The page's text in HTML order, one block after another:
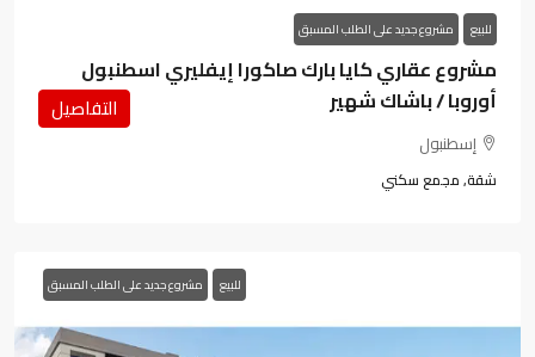
للبيع مشروع جديد على الطلب المسبق
مشروع عقاري كايا بارك صاكورا إيفليري اسطنبول
أوروبا / باشاك شهير
إسطنبول
شقة, مجمع سكني
التفاصيل
للبيع مشروع جديد على الطلب المسبق